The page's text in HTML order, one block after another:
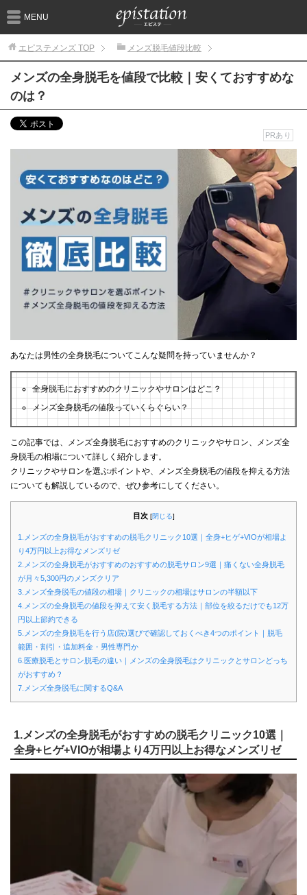
MENU
エピステメンズ TOP メンズ脱毛値段比較
メンズの全身脱毛を値段で比較｜安くておすすめな
のは？
PRあり
あなたは男性の全身脱毛についてこんな疑問を持っていませんか？
全身脱毛におすすめのクリニックやサロンはどこ？
メンズ全身脱毛の値段っていくらぐらい？
この記事では、メンズ全身脱毛におすすめのクリニックやサロン、メンズ全
身脱毛の相場について詳しく紹介します。
クリニックやサロンを選ぶポイントや、メンズ全身脱毛の値段を抑える方法
についても解説しているので、ぜひ参考にしてください。
目次 [閉じる]
1.メンズの全身脱毛がおすすめの脱毛クリニック10選｜全身+ヒゲ+VIOが相場よ
り4万円以上お得なメンズリゼ
2.メンズの全身脱毛がおすすめのおすすめの脱毛サロン9選｜痛くない全身脱毛
が月々5,300円のメンズクリア
3.メンズ全身脱毛の値段の相場｜クリニックの相場はサロンの半額以下
4.メンズの全身脱毛の値段を抑えて安く脱毛する方法｜部位を絞るだけでも12万
円以上節約できる
5.メンズの全身脱毛を行う店(院)選びで確認しておくべき4つのポイント｜脱毛
範囲・割引・追加料金・男性専門か
6.医療脱毛とサロン脱毛の違い｜メンズの全身脱毛はクリニックとサロンどっち
がおすすめ？
7.メンズ全身脱毛に関するQ&A
1.メンズの全身脱毛がおすすめの脱毛クリニック10選｜
全身+ヒゲ+VIOが相場より4万円以上お得なメンズリゼ